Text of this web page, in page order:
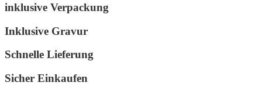
inklusive Verpackung
Inklusive Gravur
Schnelle Lieferung
Sicher Einkaufen